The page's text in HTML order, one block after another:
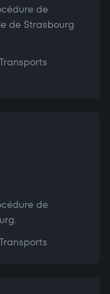
de
de Strasbourg
de